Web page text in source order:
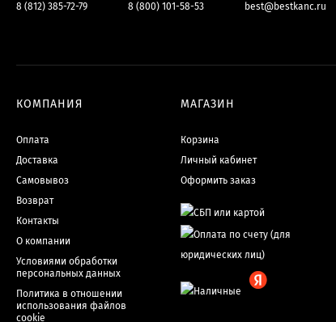
8 (812) 385-72-79 8 (800) 101-58-53 best@bestkanc.ru
КОМПАНИЯ
Оплата
Доставка
Самовывоз
Возврат
Контакты
О компании
Условиями обработки
персональных данных
Политика в отношении
использования файлов
cookie
МАГАЗИН
Корзина
Личный кабинет
Оформить заказ